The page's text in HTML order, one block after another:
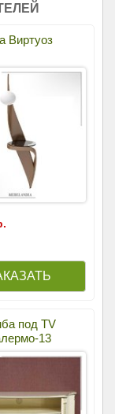
Виртуоз
под TV
13